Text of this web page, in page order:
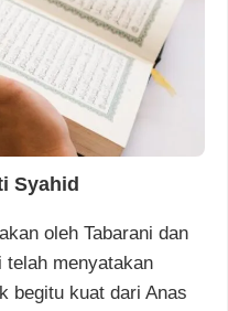
Syahid
oleh Tabarani dan
telah menyatakan
begitu kuat dari Anas